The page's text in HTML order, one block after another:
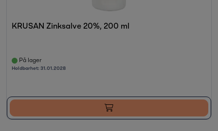
KRUSAN Zinksalve 20%, 200 ml
På lager
Holdbarhet: 31.01.2028